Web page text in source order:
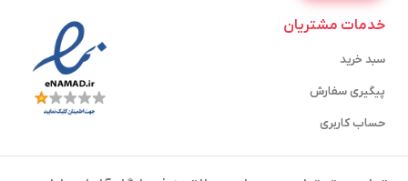
خدمات مشتریان
سبد خرید
پیگیری سفارش
حساب کاربری